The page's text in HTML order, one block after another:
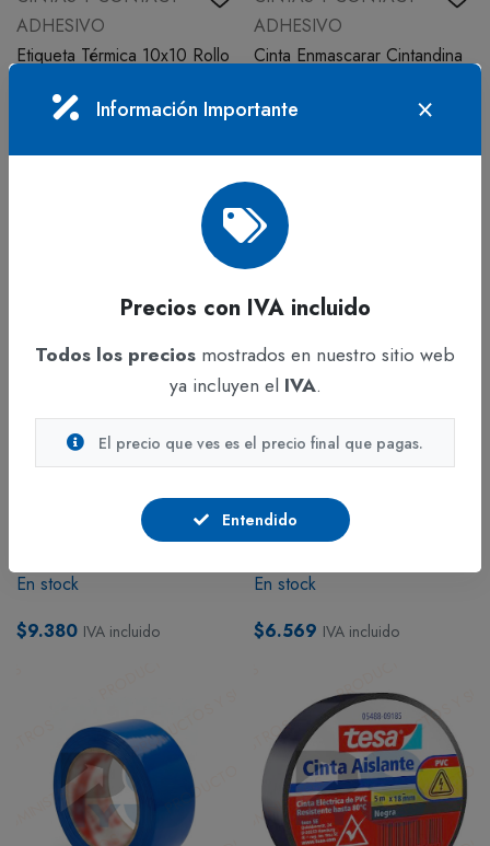
ADHESIVO
Etiqueta Térmica 10x10 Rollo
En stock
ADHESIVO
Cinta Enmascarar Cintandina
En stock
Cinta Mágica 3M 19x32.9
En stock
$9.380 IVA incluido
ADHESIVO
Papel Adhesivo Pointer
En stock
$6.569 IVA incluido
Información Importante
Precios con IVA incluido
Todos los precios mostrados en nuestro sitio web
ya incluyen el IVA.
El precio que ves es el precio final que pagas.
Entendido